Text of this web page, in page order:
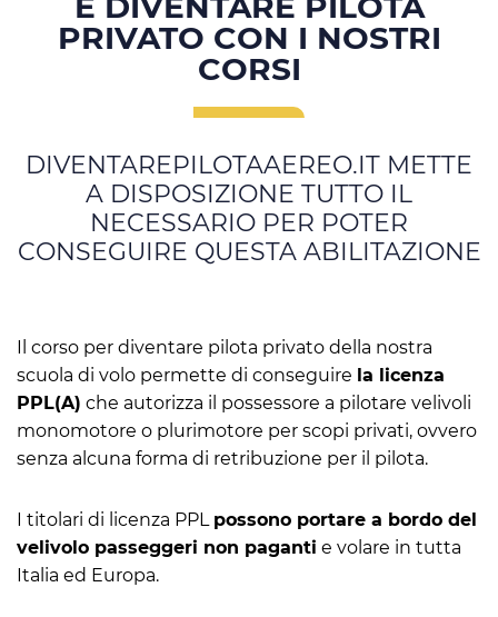
PRIVATO CON I NOSTRI
CORSI
DIVENTAREPILOTAAEREO.IT METTE
A DISPOSIZIONE TUTTO IL
NECESSARIO PER POTER
CONSEGUIRE QUESTA ABILITAZIONE
Il corso per diventare pilota privato della nostra
scuola di volo permette di conseguire la licenza
PPL(A) che autorizza il possessore a pilotare velivoli
monomotore o plurimotore per scopi privati, ovvero
senza alcuna forma di retribuzione per il pilota.
I titolari di licenza PPL possono portare a bordo del
velivolo passeggeri non paganti e volare in tutta
Italia ed Europa.